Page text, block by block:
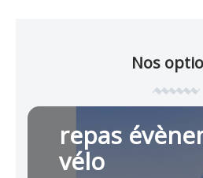
Nos
repas
vélo